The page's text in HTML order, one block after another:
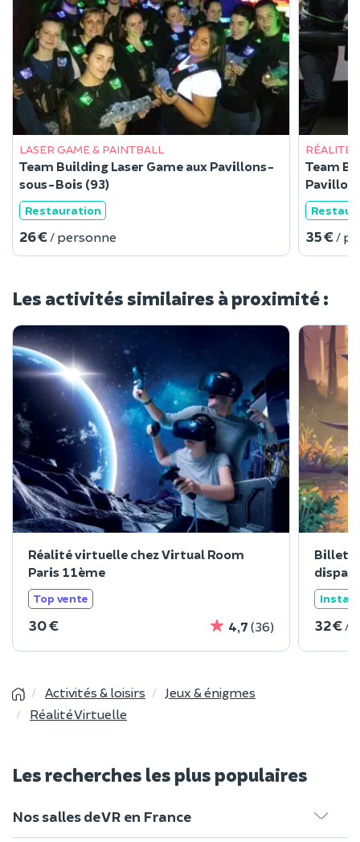
LASER GAME & PAINTBALL
Team Building Laser Game aux Pavillons-
sous-Bois (93)
Restauration
26 € / personne
RÉALITÉ
Team
35 € /
Les activités similaires à proximité :
Réalité virtuelle chez Virtual Room
Paris 11ème
Top vente
30 € 4,7 (36)
Billet
32 € /
Activités & loisirs
Jeux & énigmes
Réalité Virtuelle
Les recherches les plus populaires
Nos salles de VR en France